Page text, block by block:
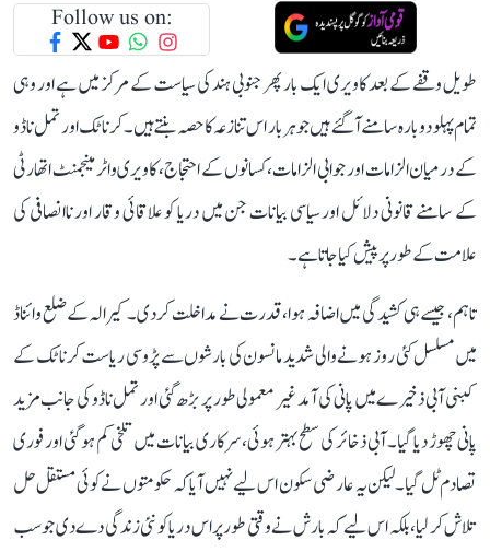
Follow us on:
طویل وقفے کے بعد کاویری ایک بار پھر جنوبی ہند کی سیاست کے مرکز میں ہے اور وہی
تمام پہلو دوبارہ سامنے آ گئے ہیں جو ہر بار اس تنازعہ کا حصہ بنتے ہیں۔ کرناٹک اور تمل ناڈو
کے درمیان الزامات اور جوابی الزامات، کسانوں کے احتجاج، کاویری واٹر مینجمنٹ اتھارٹی
کے سامنے قانونی دلائل اور سیاسی بیانات جن میں دریا کو علاقائی وقار اور ناانصافی کی
علامت کے طور پر پیش کیا جاتا ہے۔
تاہم، جیسے ہی کشیدگی میں اضافہ ہوا، قدرت نے مداخلت کر دی۔ کیرالہ کے ضلع وائناڈ
میں مسلسل کئی روز ہونے والی شدید مانسون کی بارشوں سے پڑوسی ریاست کرناٹک کے
کبنی آبی ذخیرے میں پانی کی آمد غیر معمولی طور پر بڑھ گئی اور تمل ناڈو کی جانب مزید
پانی چھوڑ دیا گیا۔ آبی ذخائر کی سطح بہتر ہوئی، سرکاری بیانات میں تلخی کم ہو گئی اور فوری
تصادم ٹل گیا۔ لیکن یہ عارضی سکون اس لیے نہیں آیا کہ حکومتوں نے کوئی مستقل حل
تلاش کر لیا، بلکہ اس لیے کہ بارش نے وقتی طور پر اس دریا کو نئی زندگی دے دی جو سب